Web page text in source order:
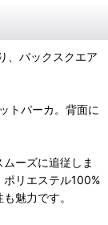
、バックスクエア
トパーカ。背面に
ーズに追従しま
リエステル100%
魅力です。